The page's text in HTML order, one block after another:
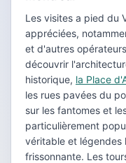
Les visites a pied du
appréciées,
et d'autres
découvrir
historique, la Place
les rues pavées du
sur les fantomes et
particulièrement
véritable et légendes
frissonnante. Les